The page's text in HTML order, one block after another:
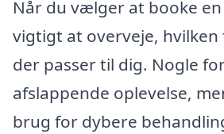
Når du vælger at booke
vigtigt at overveje, hvilken
der passer til dig. Nogle
afslappende oplevelse,
brug for dybere